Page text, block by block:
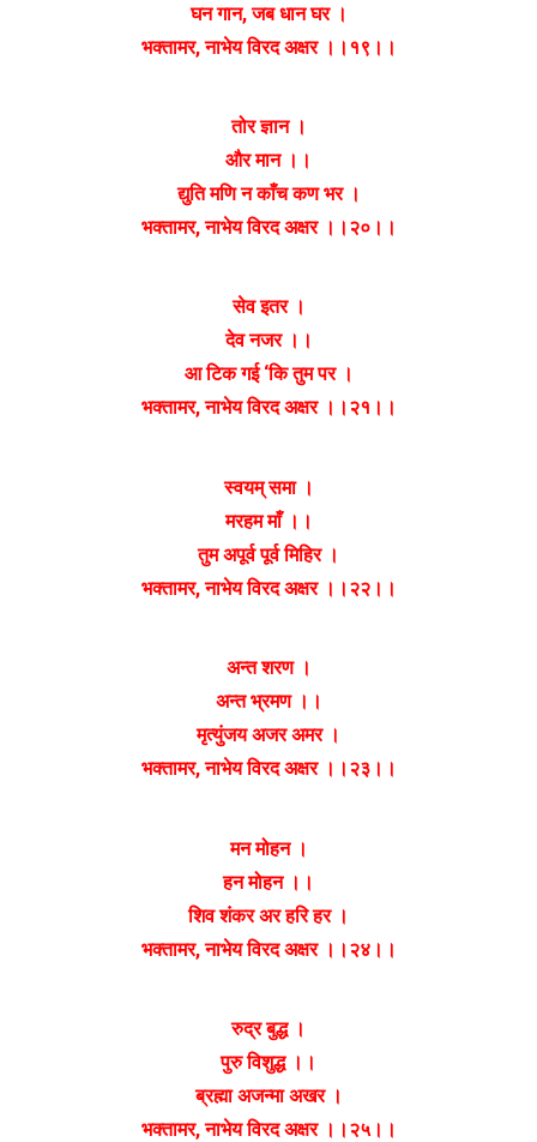
घन गान, जब धान घर ।
भक्तामर, नाभेय विरद अक्षर ।।१९।।
तोर ज्ञान ।
और मान ।।
द्युति मणि न काँच कण भर ।
भक्तामर, नाभेय विरद अक्षर ।।२०।।
सेव इतर ।
देव नजर ।।
आ टिक गई ‘कि तुम पर ।
भक्तामर, नाभेय विरद अक्षर ।।२१।।
स्वयम् समा ।
मरहम माँ ।।
तुम अपूर्व पूर्व मिहिर ।
भक्तामर, नाभेय विरद अक्षर ।।२२।।
अन्त शरण ।
अन्त भ्रमण ।।
मृत्युंजय अजर अमर ।
भक्तामर, नाभेय विरद अक्षर ।।२३।।
मन मोहन ।
हन मोहन ।।
शिव शंकर अर हरि हर ।
भक्तामर, नाभेय विरद अक्षर ।।२४।।
रुद्र बुद्ध ।
पुरु विशुद्ध ।।
ब्रह्मा अजन्मा अखर ।
भक्तामर, नाभेय विरद अक्षर ।।२५।।